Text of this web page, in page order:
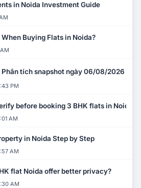
in Noida Investment Guide
When Buying Flats in Noida?
Phân tích snapshot ngày 06/08/2026
PM
before booking 3 BHK flats in Noida?
AM
in Noida Step by Step
AM
flat Noida offer better privacy?
AM